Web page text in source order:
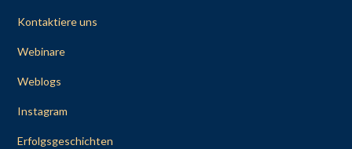
Kontaktiere uns
Webinare
Weblogs
Instagram
Erfolgsgeschichten